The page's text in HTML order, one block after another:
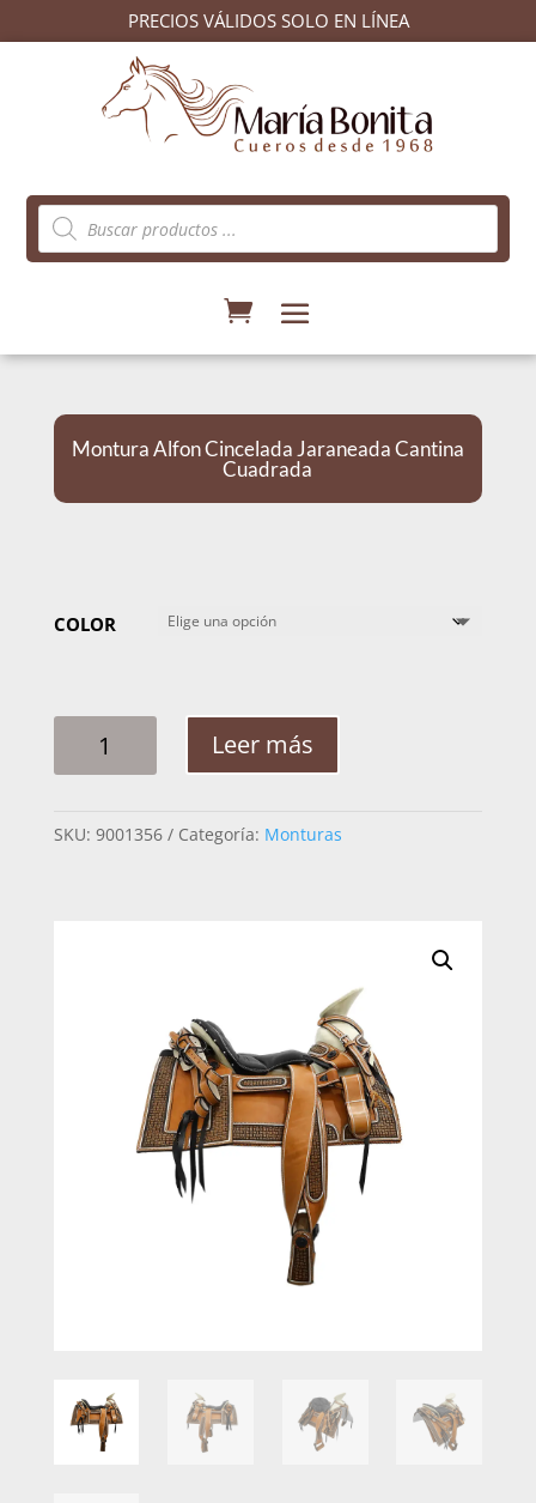
PRECIOS VÁLIDOS SOLO EN LÍNEA
Búsqueda
de
productos
Montura Alfon Cincelada Jaraneada Cantina
Cuadrada
COLOR
ALFON
CANTINA
Leer más
SKU: 9001356 Categoría: Monturas